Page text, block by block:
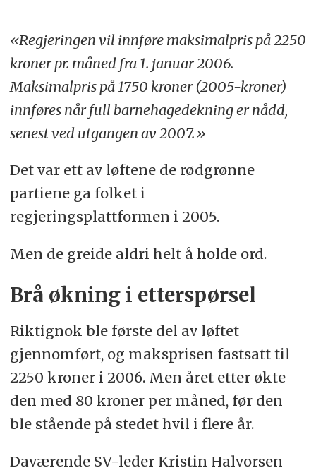
«Regjeringen vil innføre maksimalpris på 2250
kroner pr. måned fra 1. januar 2006.
Maksimalpris på 1750 kroner (2005-kroner)
innføres når full barnehagedekning er nådd,
senest ved utgangen av 2007.»
Det var ett av løftene de rødgrønne
partiene ga folket i
regjeringsplattformen i 2005.
Men de greide aldri helt å holde ord.
Brå økning i etterspørsel
Riktignok ble første del av løftet
gjennomført, og maksprisen fastsatt til
2250 kroner i 2006. Men året etter økte
den med 80 kroner per måned, før den
ble stående på stedet hvil i flere år.
Daværende SV-leder Kristin Halvorsen